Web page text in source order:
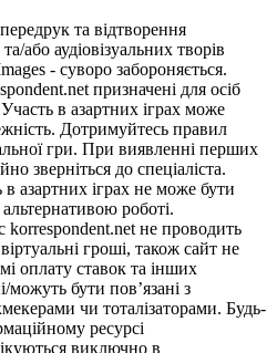
та відтворення
або аудіовізуальних творів
- суворо забороняється.
призначені для осіб
в азартних іграх може
Дотримуйтесь правил
гри. При виявленні перших
зверніться до спеціаліста.
азартних іграх не може бути
роботі.
korrespondent.net не проводить
гроші, також сайт не
оплату ставок та інших
можуть бути пов’язані з
чи тоталізаторами. Будь-
ресурсі
виключно в